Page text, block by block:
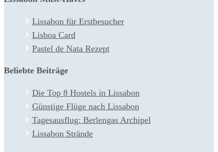
Lissabon für Erstbesucher
Lisboa Card
Pastel de Nata Rezept
Beliebte Beiträge
Die Top 8 Hostels in Lissabon
Günstige Flüge nach Lissabon
Tagesausflug: Berlengas Archipel
Lissabon Strände